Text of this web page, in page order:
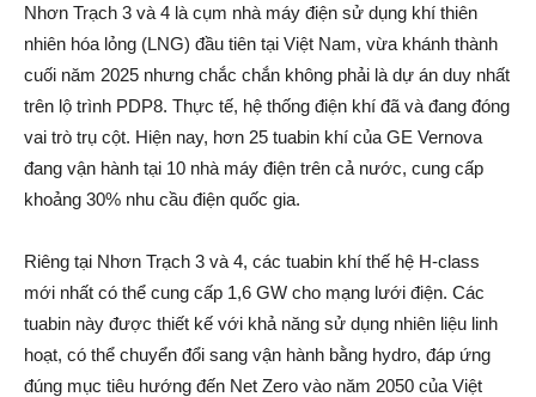
Nhơn Trạch 3 và 4 là cụm nhà máy điện sử dụng khí thiên
nhiên hóa lỏng (LNG) đầu tiên tại Việt Nam, vừa khánh thành
cuối năm 2025 nhưng chắc chắn không phải là dự án duy nhất
trên lộ trình PDP8. Thực tế, hệ thống điện khí đã và đang đóng
vai trò trụ cột. Hiện nay, hơn 25 tuabin khí của GE Vernova
đang vận hành tại 10 nhà máy điện trên cả nước, cung cấp
khoảng 30% nhu cầu điện quốc gia.
Riêng tại Nhơn Trạch 3 và 4, các tuabin khí thế hệ H-class
mới nhất có thể cung cấp 1,6 GW cho mạng lưới điện. Các
tuabin này được thiết kế với khả năng sử dụng nhiên liệu linh
hoạt, có thể chuyển đổi sang vận hành bằng hydro, đáp ứng
đúng mục tiêu hướng đến Net Zero vào năm 2050 của Việt